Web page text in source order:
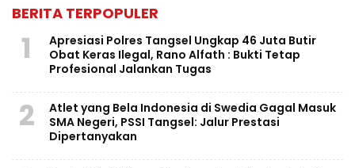
BERITA TERPOPULER
1
Apresiasi Polres Tangsel Ungkap 46 Juta Butir
Obat Keras Ilegal, Rano Alfath : Bukti Tetap
Profesional Jalankan Tugas
2
Atlet yang Bela Indonesia di Swedia Gagal Masuk
SMA Negeri, PSSI Tangsel: Jalur Prestasi
Dipertanyakan